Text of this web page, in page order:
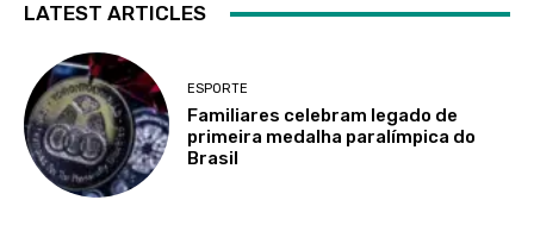
LATEST ARTICLES
ESPORTE
Familiares celebram legado de
primeira medalha paralímpica do
Brasil